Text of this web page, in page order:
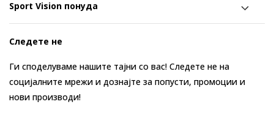
Sport Vision понуда
Следете не
Ги споделуваме нашите тајни со вас! Следете не на
социјалните мрежи и дознајте за попусти, промоции и
нови производи!